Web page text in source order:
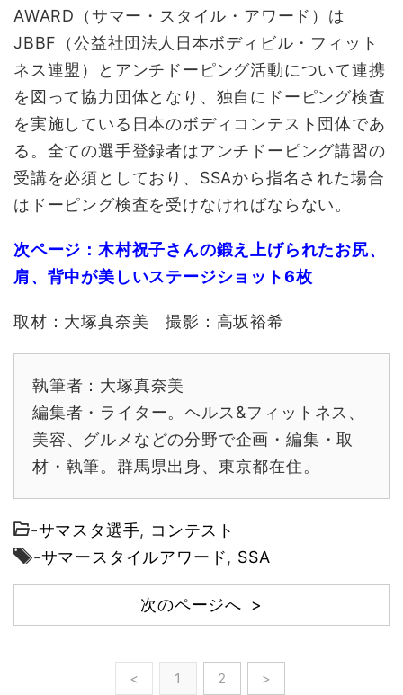
AWARD（サマー・スタイル・アワード）は
JBBF（公益社団法人日本ボディビル・フィット
ネス連盟）とアンチドーピング活動について連携
を図って協力団体となり、独自にドーピング検査
を実施している日本のボディコンテスト団体であ
る。全ての選手登録者はアンチドーピング講習の
受講を必須としており、SSAから指名された場合
はドーピング検査を受けなければならない。
次ページ：木村祝子さんの鍛え上げられたお尻、
肩、背中が美しいステージショット6枚
取材：大塚真奈美 撮影：高坂裕希
執筆者：大塚真奈美
編集者・ライター。ヘルス&フィットネス、
美容、グルメなどの分野で企画・編集・取
材・執筆。群馬県出身、東京都在住。
-サマスタ選手, コンテスト
-サマースタイルアワード, SSA
次のページへ >
< 1 2 >